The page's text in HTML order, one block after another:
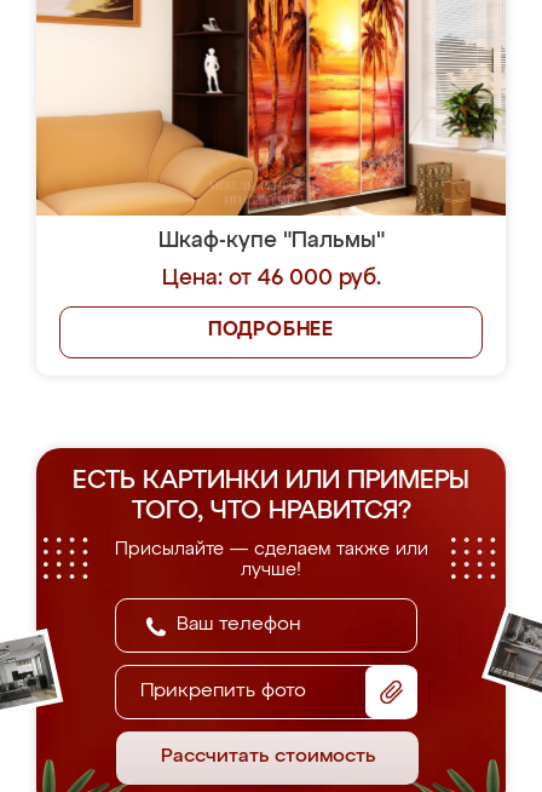
Шкаф-купе "Пальмы"
Цена: от 46 000 руб.
ПОДРОБНЕЕ
ЕСТЬ КАРТИНКИ ИЛИ ПРИМЕРЫ
ТОГО, ЧТО НРАВИТСЯ?
Присылайте — сделаем также или
лучше!
Прикрепить фото
Рассчитать стоимость